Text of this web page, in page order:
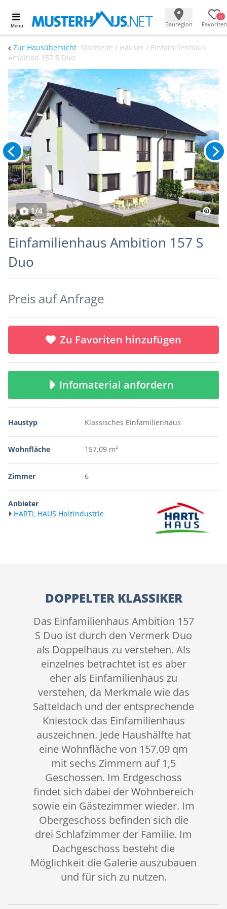
Menü Bauregion
0
Favoriten
Zur Hausübersicht Startseite / Häuser / Einfamilienhaus
Ambition 157 S Duo
1/4
Einfamilienhaus Ambition 157 S
Duo
Preis auf Anfrage
Zu Favoriten hinzufügen
Infomaterial anfordern
Haustyp Klassisches Einfamilienhaus
Wohnfläche 157,09 m²
Zimmer 6
Anbieter
HARTL HAUS Holzindustrie
DOPPELTER KLASSIKER
Das Einfamilienhaus Ambition 157
S Duo ist durch den Vermerk Duo
als Doppelhaus zu verstehen. Als
einzelnes betrachtet ist es aber
eher als Einfamilienhaus zu
verstehen, da Merkmale wie das
Satteldach und der entsprechende
Kniestock das Einfamilienhaus
auszeichnen. Jede Haushälfte hat
eine Wohnfläche von 157,09 qm
mit sechs Zimmern auf 1,5
Geschossen. Im Erdgeschoss
findet sich dabei der Wohnbereich
sowie ein Gästezimmer wieder. Im
Obergeschoss befinden sich die
drei Schlafzimmer der Familie. Im
Dachgeschoss besteht die
Möglichkeit die Galerie auszubauen
und für sich zu nutzen.